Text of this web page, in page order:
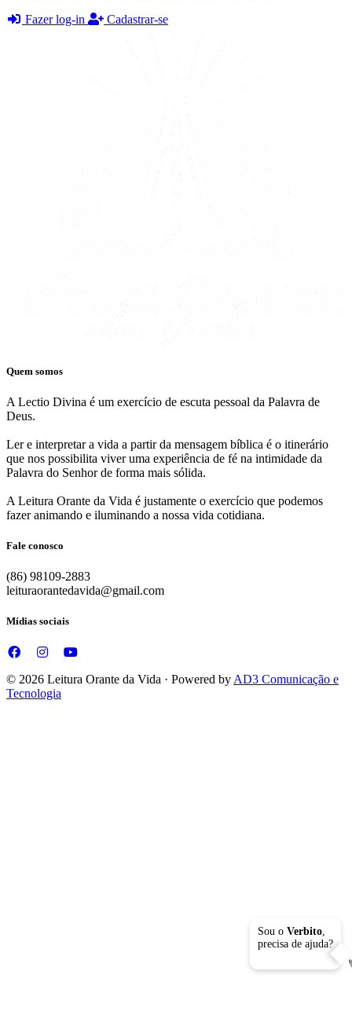
Fazer log-in
Cadastrar-se
Quem somos
A Lectio Divina é um exercício de escuta pessoal da Palavra de
Deus.
Ler e interpretar a vida a partir da mensagem bíblica é o itinerário
que nos possibilita viver uma experiência de fé na intimidade da
Palavra do Senhor de forma mais sólida.
A Leitura Orante da Vida é justamente o exercício que podemos
fazer animando e iluminando a nossa vida cotidiana.
Fale conosco
(86) 98109-2883
leituraorantedavida@gmail.com
Mídias sociais
Sou o Verbito,
precisa de ajuda?
© 2026 Leitura Orante da Vida · Powered by AD3 Comunicação e
Tecnologia